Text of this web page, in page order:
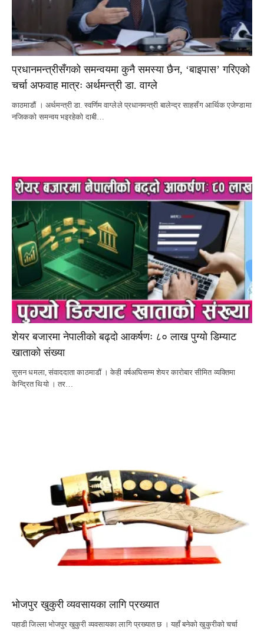
प्रधानमन्त्रीसँगको समन्वयमा कुनै समस्या छैन, ‘बाइपास’ गरिएको
चर्चा अफवाह मात्रः अर्थमन्त्री डा. वाग्ले
काठमाडौं । अर्थमन्त्री डा. स्वर्णिम वाग्लेले प्रधानमन्त्री बालेन्द्र साहसँग आर्थिक एजेण्डामा
नजिकको समन्वय भइरहेको दाबी…
शेयर बजारमा नेपालीको बढ्दो आकर्षणः ८० लाख पुग्यो डिम्याट
खाताको संख्या
सुसन धमला, संवाददाता काठमाडौं । केही वर्षअघिसम्म शेयर कारोबार सीमित व्यक्तिमा
केन्द्रित थियो । तर…
भोजपुर खुकुरी व्यवसायका लागि प्रख्यात
पहाडी जिल्ला भोजपुर खुकुरी व्यवसायका लागि प्रख्यात छ । यहाँ बनेको खुकुरीको चर्चा